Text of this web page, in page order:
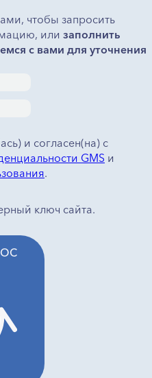
чтобы запросить
или заполнить
с вами для уточнения
и согласен(на) с
GMSи
.
ключ сайта.